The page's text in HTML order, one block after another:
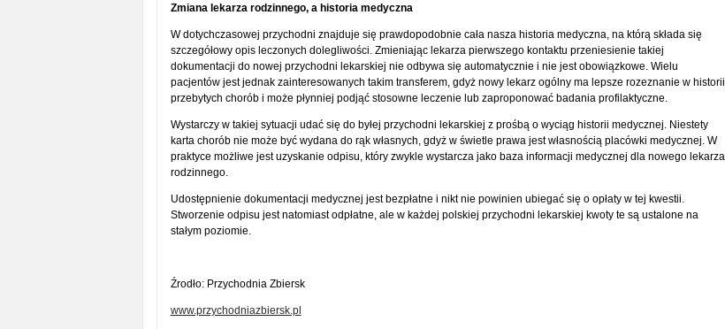
Zmiana lekarza rodzinnego, a historia medyczna
W dotychczasowej przychodni znajduje się prawdopodobnie cała nasza historia medyczna, na którą składa się
szczegółowy opis leczonych dolegliwości. Zmieniając lekarza pierwszego kontaktu przeniesienie takiej
dokumentacji do nowej przychodni lekarskiej nie odbywa się automatycznie i nie jest obowiązkowe. Wielu
pacjentów jest jednak zainteresowanych takim transferem, gdyż nowy lekarz ogólny ma lepsze rozeznanie w historii
przebytych chorób i może płynniej podjąć stosowne leczenie lub zaproponować badania profilaktyczne.
Wystarczy w takiej sytuacji udać się do byłej przychodni lekarskiej z prośbą o wyciąg historii medycznej. Niestety
karta chorób nie może być wydana do rąk własnych, gdyż w świetle prawa jest własnością placówki medycznej. W
praktyce możliwe jest uzyskanie odpisu, który zwykle wystarcza jako baza informacji medycznej dla nowego lekarza
rodzinnego.
Udostępnienie dokumentacji medycznej jest bezpłatne i nikt nie powinien ubiegać się o opłaty w tej kwestii.
Stworzenie odpisu jest natomiast odpłatne, ale w każdej polskiej przychodni lekarskiej kwoty te są ustalone na
stałym poziomie.
Źrodło: Przychodnia Zbiersk
www.przychodniazbiersk.pl